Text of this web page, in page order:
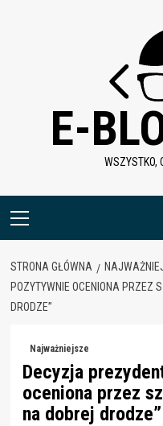
E-
WSZYSTKO,
Menu
STRONA GŁÓWNA
POZYTYWNIE OCENIONA PRZEZ
DRODZE”
Najważniejsze
Decyzja
oceniona przez
na dobrej drodze”